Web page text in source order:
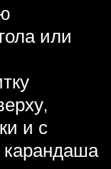
или
и с